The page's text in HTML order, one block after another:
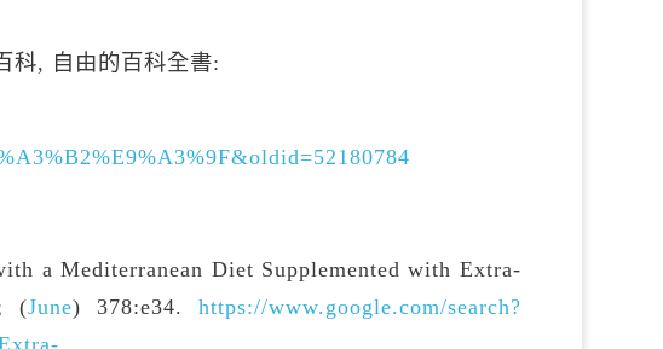
科, 自由的百科全書:
a Mediterranean Diet Supplemented with Extra-
(June) 378:e34. https://www.google.com/search?